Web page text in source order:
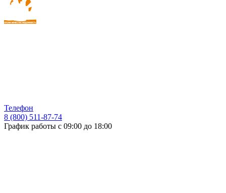
Телефон
8 (800) 511-87-74
График работы с 09:00 до 18:00